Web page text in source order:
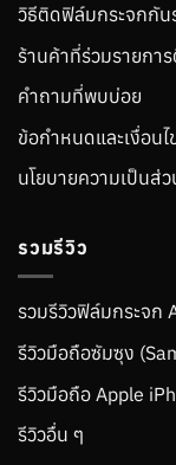
วิธีติดฟิล์มกระจกกัน
ร้านค้าที่ร่วมรายกา
คำถามที่พบบ่อย
ข้อกำหนดและเงื่อนไ
นโยบายความเป็นส่
รวมรีวิว
รวมรีวิวฟิล์มกระจก
รีวิวมือถือซัมซุง
รีวิวมือถือ Apple
รีวิวอื่น ๆ